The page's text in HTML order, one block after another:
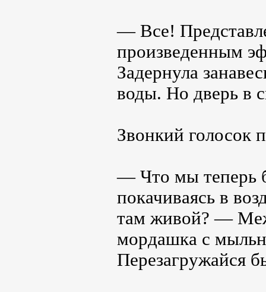
— Все!
произведенным
Задернула
воды. Но дверь в
Звонкий голосок
— Что мы теперь
покачиваясь в
там живой? —
мордашка с
Перезагружайся